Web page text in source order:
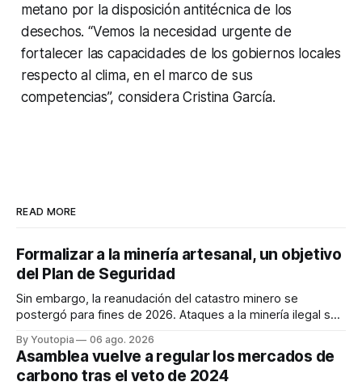
metano por la disposición antitécnica de los
desechos. “Vemos la necesidad urgente de
fortalecer las capacidades de los gobiernos locales
respecto al clima, en el marco de sus
competencias”, considera Cristina García.
READ MORE
Formalizar a la minería artesanal, un objetivo
del Plan de Seguridad
Sin embargo, la reanudación del catastro minero se
postergó para fines de 2026. Ataques a la minería ilegal se
By Youtopia 06 ago. 2026
Asamblea vuelve a regular los mercados de
carbono tras el veto de 2024